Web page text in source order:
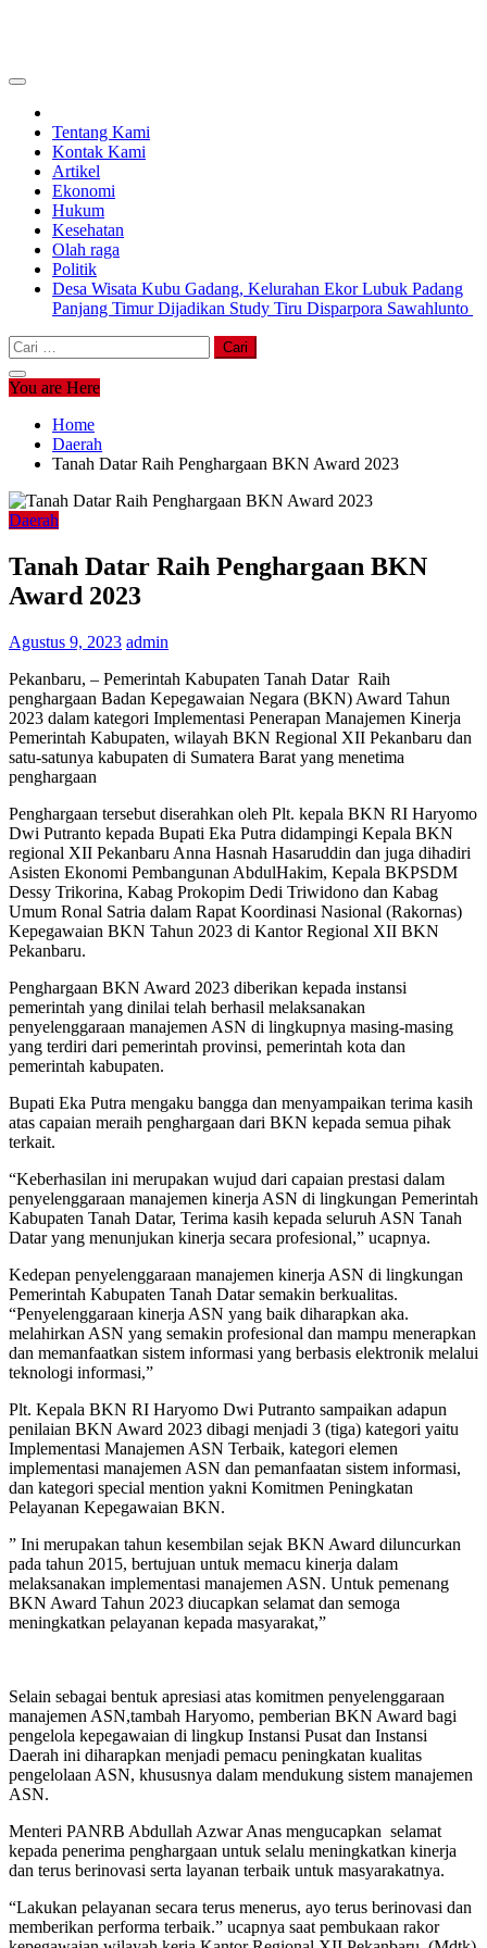
Tentang Kami
Kontak Kami
Artikel
Ekonomi
Hukum
Kesehatan
Olah raga
Politik
Desa Wisata Kubu Gadang, Kelurahan Ekor Lubuk Padang
Panjang Timur Dijadikan Study Tiru Disparpora Sawahlunto
Cari
untuk:
You are Here
Home
Daerah
Tanah Datar Raih Penghargaan BKN Award 2023
Daerah
Tanah Datar Raih Penghargaan BKN
Award 2023
Agustus 9, 2023 admin
Pekanbaru, – Pemerintah Kabupaten Tanah Datar Raih
penghargaan Badan Kepegawaian Negara (BKN) Award Tahun
2023 dalam kategori Implementasi Penerapan Manajemen Kinerja
Pemerintah Kabupaten, wilayah BKN Regional XII Pekanbaru dan
satu-satunya kabupaten di Sumatera Barat yang menetima
penghargaan
Penghargaan tersebut diserahkan oleh Plt. kepala BKN RI Haryomo
Dwi Putranto kepada Bupati Eka Putra didampingi Kepala BKN
regional XII Pekanbaru Anna Hasnah Hasaruddin dan juga dihadiri
Asisten Ekonomi Pembangunan AbdulHakim, Kepala BKPSDM
Dessy Trikorina, Kabag Prokopim Dedi Triwidono dan Kabag
Umum Ronal Satria dalam Rapat Koordinasi Nasional (Rakornas)
Kepegawaian BKN Tahun 2023 di Kantor Regional XII BKN
Pekanbaru.
Penghargaan BKN Award 2023 diberikan kepada instansi
pemerintah yang dinilai telah berhasil melaksanakan
penyelenggaraan manajemen ASN di lingkupnya masing-masing
yang terdiri dari pemerintah provinsi, pemerintah kota dan
pemerintah kabupaten.
Bupati Eka Putra mengaku bangga dan menyampaikan terima kasih
atas capaian meraih penghargaan dari BKN kepada semua pihak
terkait.
“Keberhasilan ini merupakan wujud dari capaian prestasi dalam
penyelenggaraan manajemen kinerja ASN di lingkungan Pemerintah
Kabupaten Tanah Datar, Terima kasih kepada seluruh ASN Tanah
Datar yang menunjukan kinerja secara profesional,” ucapnya.
Kedepan penyelenggaraan manajemen kinerja ASN di lingkungan
Pemerintah Kabupaten Tanah Datar semakin berkualitas.
“Penyelenggaraan kinerja ASN yang baik diharapkan aka.
melahirkan ASN yang semakin profesional dan mampu menerapkan
dan memanfaatkan sistem informasi yang berbasis elektronik melalui
teknologi informasi,”
Plt. Kepala BKN RI Haryomo Dwi Putranto sampaikan adapun
penilaian BKN Award 2023 dibagi menjadi 3 (tiga) kategori yaitu
Implementasi Manajemen ASN Terbaik, kategori elemen
implementasi manajemen ASN dan pemanfaatan sistem informasi,
dan kategori special mention yakni Komitmen Peningkatan
Pelayanan Kepegawaian BKN.
” Ini merupakan tahun kesembilan sejak BKN Award diluncurkan
pada tahun 2015, bertujuan untuk memacu kinerja dalam
melaksanakan implementasi manajemen ASN. Untuk pemenang
BKN Award Tahun 2023 diucapkan selamat dan semoga
meningkatkan pelayanan kepada masyarakat,”
Selain sebagai bentuk apresiasi atas komitmen penyelenggaraan
manajemen ASN,tambah Haryomo, pemberian BKN Award bagi
pengelola kepegawaian di lingkup Instansi Pusat dan Instansi
Daerah ini diharapkan menjadi pemacu peningkatan kualitas
pengelolaan ASN, khususnya dalam mendukung sistem manajemen
ASN.
Menteri PANRB Abdullah Azwar Anas mengucapkan selamat
kepada penerima penghargaan untuk selalu meningkatkan kinerja
dan terus berinovasi serta layanan terbaik untuk masyarakatnya.
“Lakukan pelayanan secara terus menerus, ayo terus berinovasi dan
memberikan performa terbaik.” ucapnya saat pembukaan rakor